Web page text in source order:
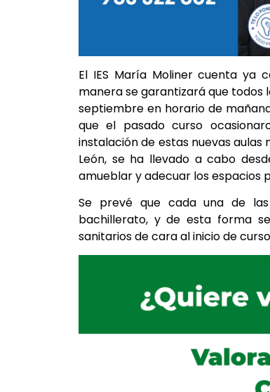
El IES María Moliner cuenta ya
manera se garantizará que todos
septiembre en horario de
que el pasado curso
instalación de estas nuevas
León, se ha llevado a cabo
amueblar y adecuar los espacios
Se prevé que cada una de
bachillerato, y de esta forma
sanitarios de cara al inicio de